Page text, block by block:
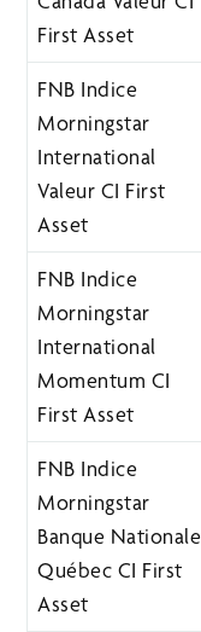
First Asset
FNB Indice
Morningstar
International
Valeur CI First
Asset
FNB Indice
Morningstar
International
Momentum CI
First Asset
FNB Indice
Morningstar
Banque Nationale
Québec CI First
Asset